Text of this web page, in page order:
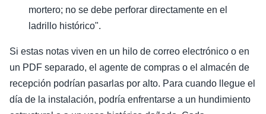
mortero; no se debe perforar directamente en el
ladrillo histórico".
Si estas notas viven en un hilo de correo electrónico o en
un PDF separado, el agente de compras o el almacén de
recepción podrían pasarlas por alto. Para cuando llegue el
día de la instalación, podría enfrentarse a un hundimiento